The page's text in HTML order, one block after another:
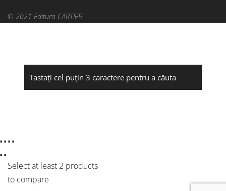
© 2021 Editura CARTIER.
Select at least 2 products
to compare